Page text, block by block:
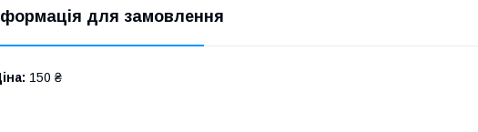
для замовлення
150 ₴